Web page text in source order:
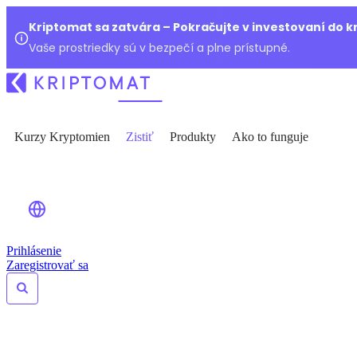
Kriptomat sa zatvára – Pokračujte v investovaní do
Vaše prostriedky sú v bezpečí a plne prístupné.
Kurzy Kryptomien Zistiť Produkty Ako to funguje
Prihlásenie
Zaregistrovať sa